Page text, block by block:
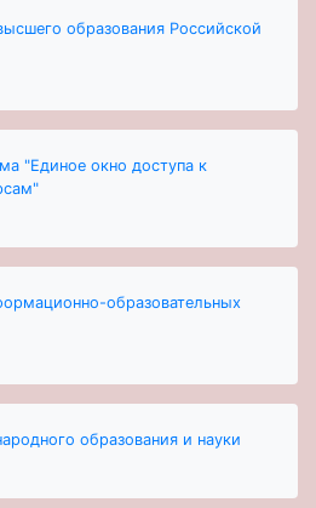
образования Российской
"Единое окно доступа к
образовательных
образования и науки